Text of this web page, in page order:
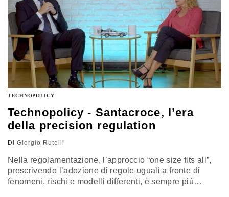
TECHNOPOLICY
Technopolicy - Santacroce, l’era
della precision regulation
Di Giorgio Rutelli
Nella regolamentazione, l’approccio “one size fits all”,
prescrivendo l’adozione di regole uguali a fronte di
fenomeni, rischi e modelli differenti, è sempre più